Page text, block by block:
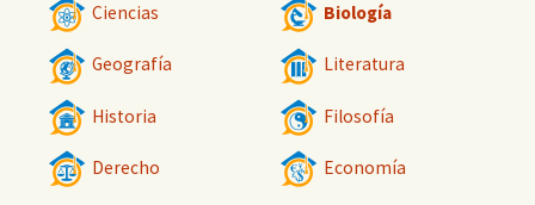
Ciencias Biología
Geografía Literatura
Historia Filosofía
Derecho Economía